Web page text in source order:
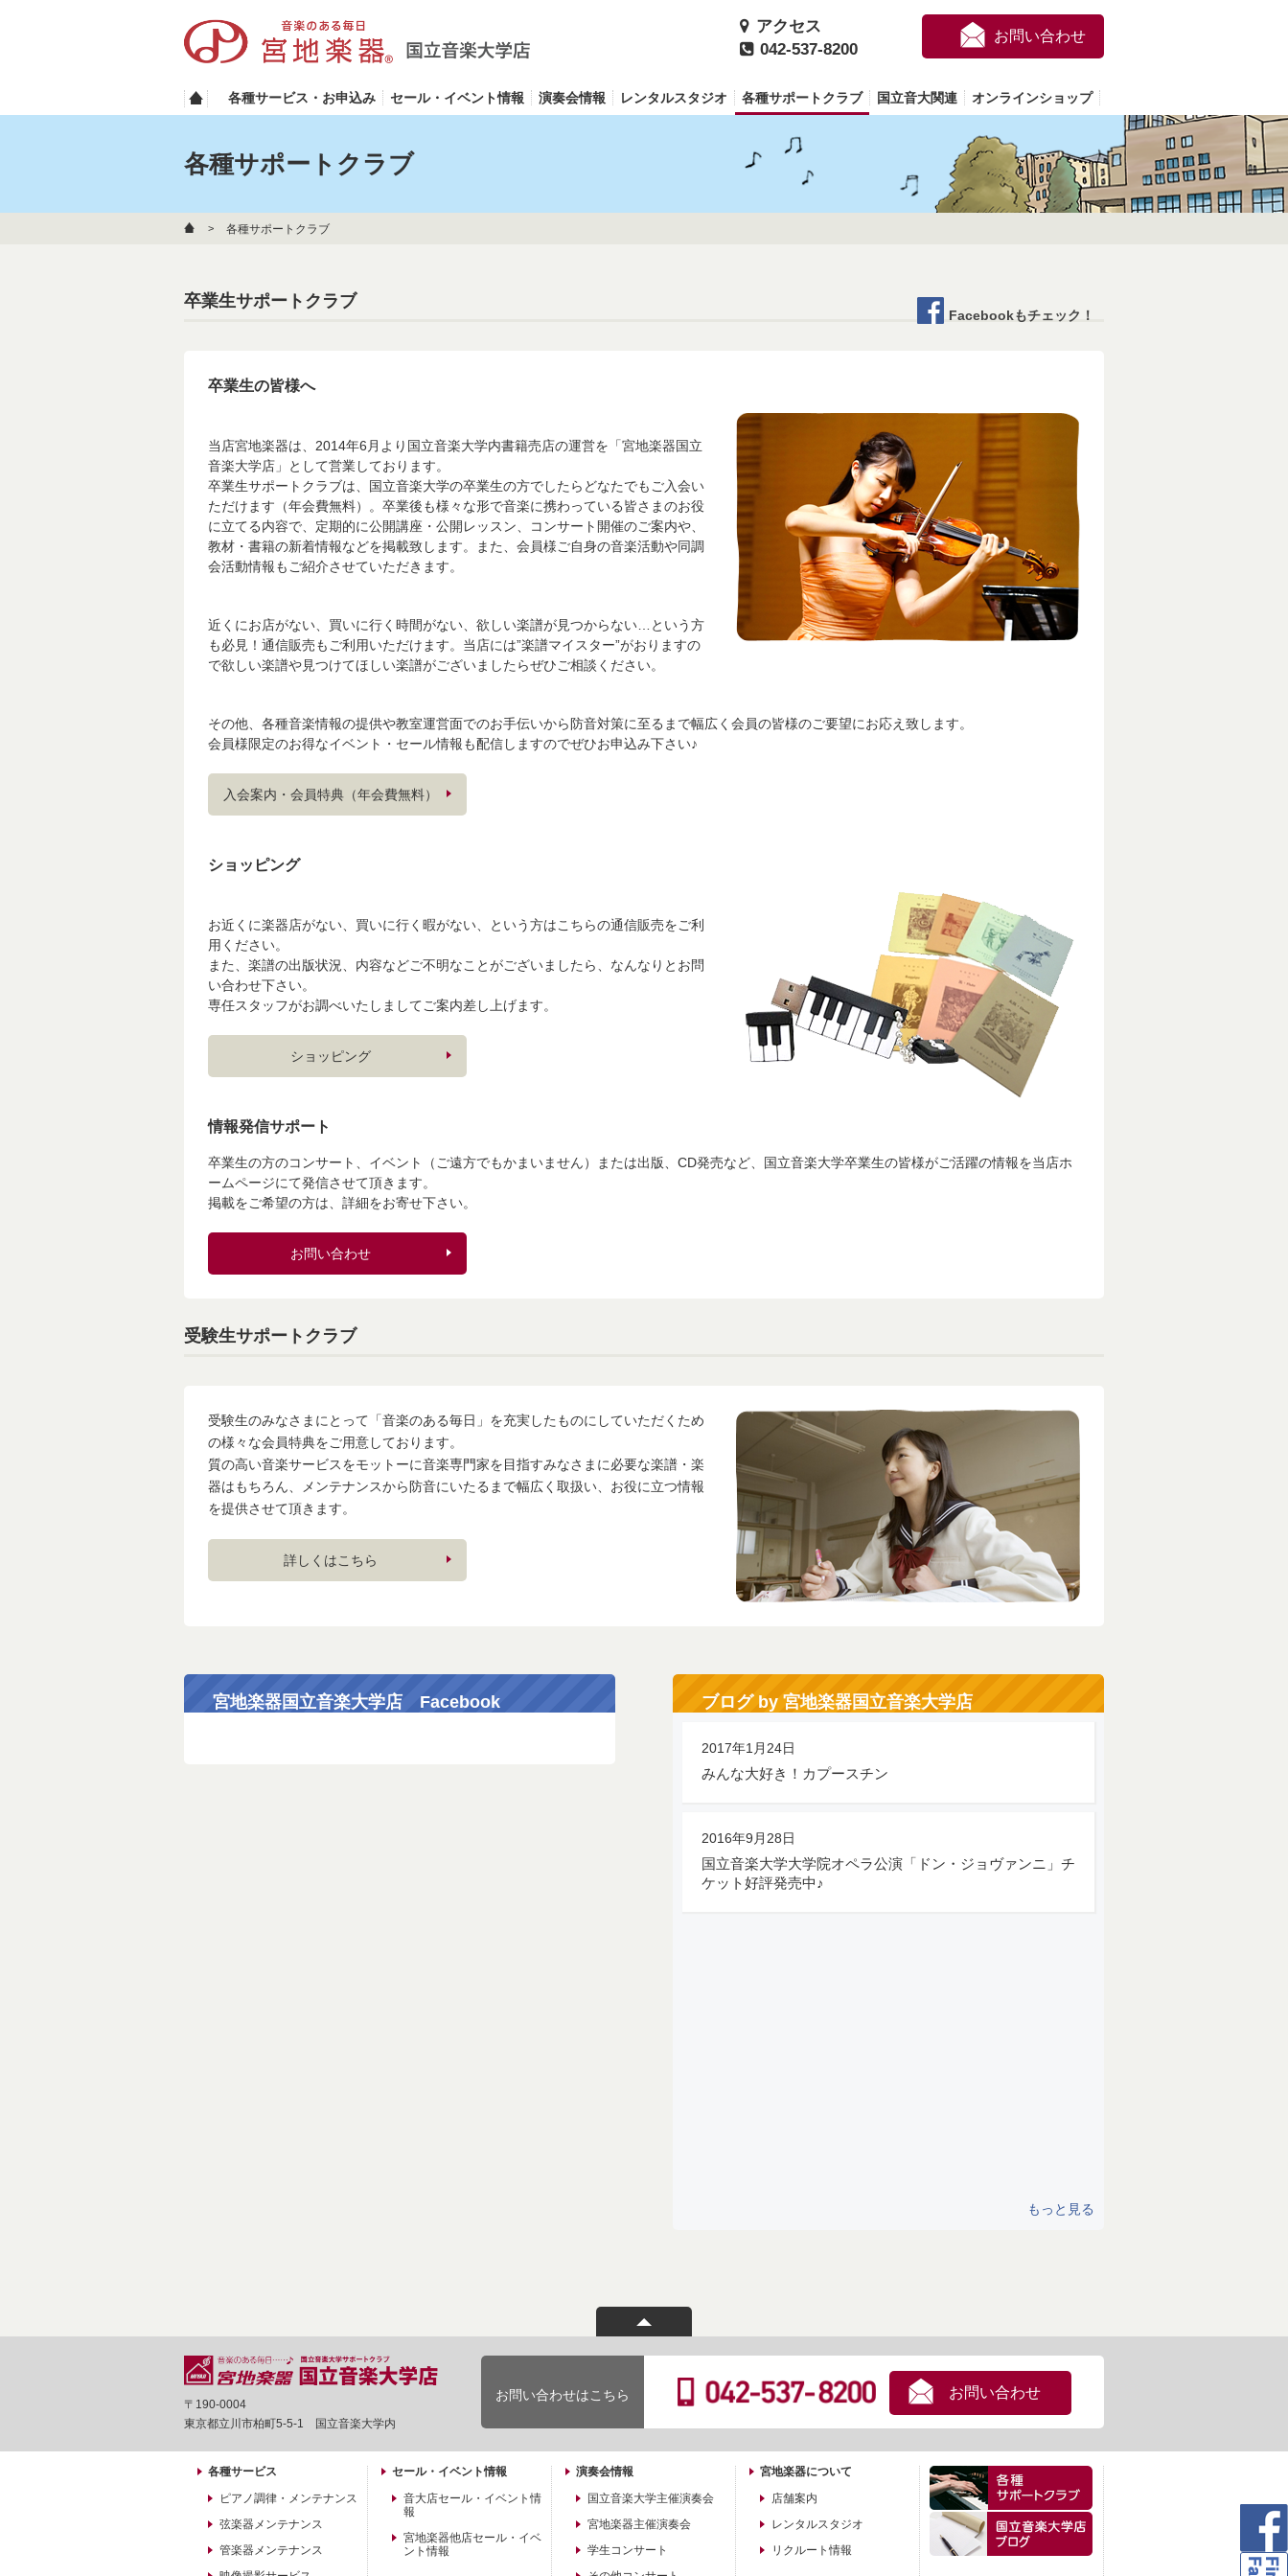
アクセス
042-537-8200
お問い合わせ
各種サービス・お申込み セール・イベント情報 演奏会情報 レンタルスタジオ 各種サポートクラブ 国立音大関連 オンラインショップ
各種サポートクラブ
各種サポートクラブ
Facebookもチェック！
卒業生サポートクラブ
卒業生の皆様へ
当店宮地楽器は、2014年6月より国立音楽大学内書籍売店の運営を「宮地楽器国立
音楽大学店」として営業しております。
卒業生サポートクラブは、国立音楽大学の卒業生の方でしたらどなたでもご入会い
ただけます（年会費無料）。卒業後も様々な形で音楽に携わっている皆さまのお役
に立てる内容で、定期的に公開講座・公開レッスン、コンサート開催のご案内や、
教材・書籍の新着情報などを掲載致します。また、会員様ご自身の音楽活動や同調
会活動情報もご紹介させていただきます。
近くにお店がない、買いに行く時間がない、欲しい楽譜が見つからない…という方
も必見！通信販売もご利用いただけます。当店には”楽譜マイスター”がおりますの
で欲しい楽譜や見つけてほしい楽譜がございましたらぜひご相談ください。
その他、各種音楽情報の提供や教室運営面でのお手伝いから防音対策に至るまで幅広く会員の皆様のご要望にお応え致します。
会員様限定のお得なイベント・セール情報も配信しますのでぜひお申込み下さい♪
入会案内・会員特典（年会費無料）
ショッピング
お近くに楽器店がない、買いに行く暇がない、という方はこちらの通信販売をご利
用ください。
また、楽譜の出版状況、内容などご不明なことがございましたら、なんなりとお問
い合わせ下さい。
専任スタッフがお調べいたしましてご案内差し上げます。
ショッピング
情報発信サポート
卒業生の方のコンサート、イベント（ご遠方でもかまいません）または出版、CD発売など、国立音楽大学卒業生の皆様がご活躍の情報を当店ホ
ームページにて発信させて頂きます。
掲載をご希望の方は、詳細をお寄せ下さい。
お問い合わせ
受験生サポートクラブ
受験生のみなさまにとって「音楽のある毎日」を充実したものにしていただくため
の様々な会員特典をご用意しております。
質の高い音楽サービスをモットーに音楽専門家を目指すみなさまに必要な楽譜・楽
器はもちろん、メンテナンスから防音にいたるまで幅広く取扱い、お役に立つ情報
を提供させて頂きます。
詳しくはこちら
宮地楽器国立音楽大学店 Facebook ブログ by 宮地楽器国立音楽大学店
2017年1月24日
みんな大好き！カプースチン
2016年9月28日
国立音楽大学大学院オペラ公演「ドン・ジョヴァンニ」チ
ケット好評発売中♪
もっと見る
〒190-0004
東京都立川市柏町5-5-1 国立音楽大学内
お問い合わせはこちら お問い合わせ
各種サービス
ピアノ調律・メンテナンス
弦楽器メンテナンス
管楽器メンテナンス
セール・イベント情報
音大店セール・イベント情
報
宮地楽器他店セール・イベ
ント情報
演奏会情報
国立音楽大学主催演奏会
宮地楽器主催演奏会
学生コンサート
宮地楽器について
店舗案内
レンタルスタジオ
リクルート情報